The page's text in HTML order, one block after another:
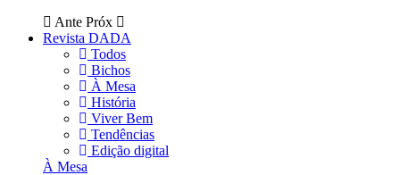
Ante Próx
Revista DADA
Todos
Bichos
À Mesa
História
Viver Bem
Tendências
Edição digital
À Mesa